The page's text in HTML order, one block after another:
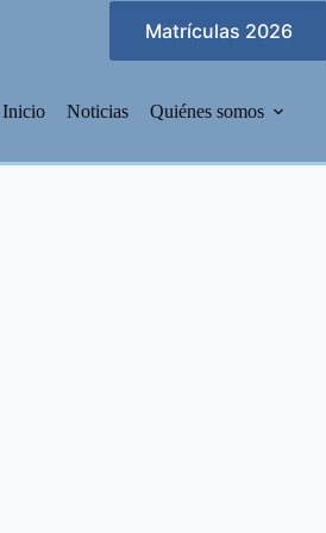
Matrículas 2026
Inicio Noticias Quiénes somos